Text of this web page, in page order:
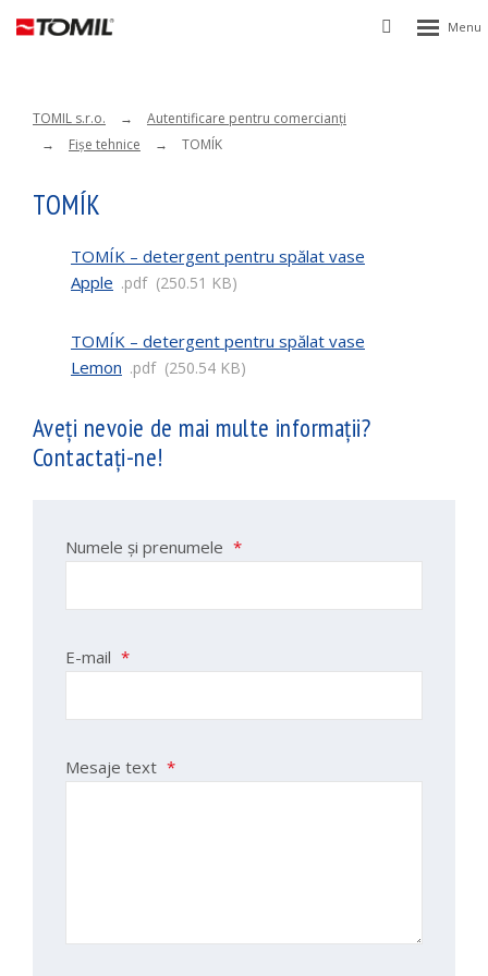
Vyhledávání
Rozbalení
TOMIL s.r.o.
Autentificare pentru comercianţi
Fişe tehnice
TOMÍK
TOMÍK
TOMÍK – detergent pentru spălat vase
Apple
pdf 250.51 KB
TOMÍK – detergent pentru spălat vase
Lemon
pdf 250.54 KB
Aveți nevoie de mai multe informații?
Contactați-ne!
Numele și prenumele *
E-mail *
Mesaje text *